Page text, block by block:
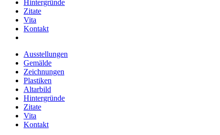
Hintergründe
Zitate
Vita
Kontakt
Ausstellungen
Gemälde
Zeichnungen
Plastiken
Altarbild
Hintergründe
Zitate
Vita
Kontakt